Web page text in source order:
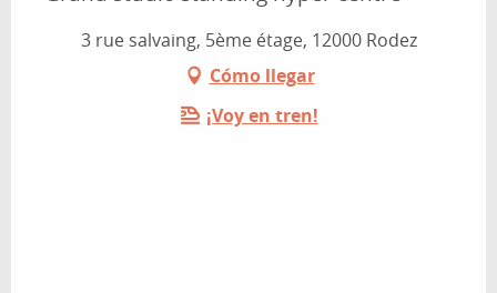
3 rue salvaing, 5ème étage, 12000 Rodez
Cómo llegar
¡Voy en tren!